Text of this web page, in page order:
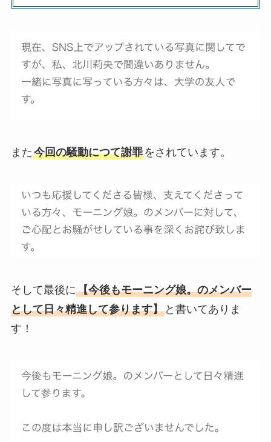
また今回の騒動につて謝罪をされています。
そして最後に【今後もモーニング娘。のメンバー
として日々精進して参ります】と書いてありま
す！